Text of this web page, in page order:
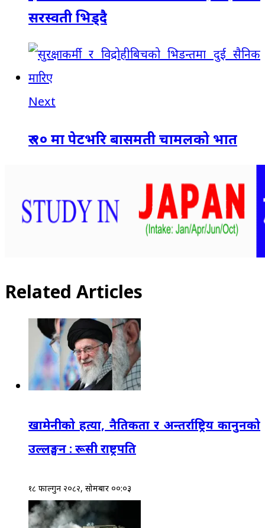
सरस्वती भिड्दै
Next
रु १० मा पेटभरि बासमती चामलको भात
Related Articles
खामेनीको हत्या, नैतिकता र अन्तर्राष्ट्रिय कानुनको
उल्लङ्घन : रूसी राष्ट्रपति
१८ फाल्गुन २०८२, सोमबार ००:०३